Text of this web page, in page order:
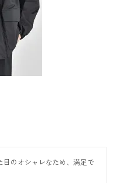
のオシャレなため、満足で